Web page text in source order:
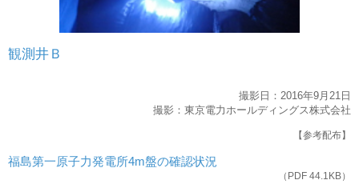
観測井Ｂ
撮影日： 2016年9月 21 日
撮影：東京電力ホールディングス株式会社
【参考配布】
福島第一原子力発電所4m盤の確認状況
（PDF 44.1KB）